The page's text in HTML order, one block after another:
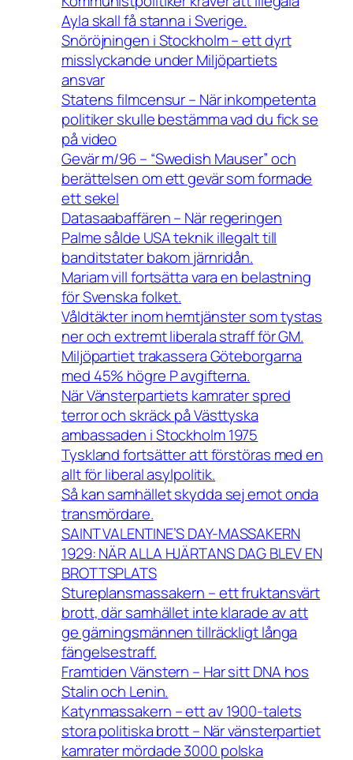
Ayla skall få stanna i Sverige.
Snöröjningen i Stockholm – ett dyrt
misslyckande under Miljöpartiets
ansvar
Statens filmcensur – När inkompetenta
politiker skulle bestämma vad du fick se
på video
Gevär m/96 – “Swedish Mauser” och
berättelsen om ett gevär som formade
ett sekel
Datasaabaffären – När regeringen
Palme sålde USA teknik illegalt till
banditstater bakom järnridån.
Mariam vill fortsätta vara en belastning
för Svenska folket.
Våldtäkter inom hemtjänster som tystas
ner och extremt liberala straff för GM.
Miljöpartiet trakassera Göteborgarna
med 45% högre P avgifterna.
När Vänsterpartiets kamrater spred
terror och skräck på Västtyska
ambassaden i Stockholm 1975
Tyskland fortsätter att förstöras med en
allt för liberal asylpolitik.
Så kan samhället skydda sej emot onda
transmördare.
SAINT VALENTINE’S DAY-MASSAKERN
1929: NÄR ALLA HJÄRTANS DAG BLEV EN
BROTTSPLATS
Stureplansmassakern – ett fruktansvärt
brott, där samhället inte klarade av att
ge gärningsmännen tillräckligt långa
fängelsestraff.
Framtiden Vänstern – Har sitt DNA hos
Stalin och Lenin.
Katynmassakern – ett av 1900-talets
stora politiska brott – När vänsterpartiet
kamrater mördade 3000 polska